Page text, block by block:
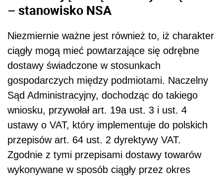
– stanowisko NSA
Niezmiernie ważne jest również to, iż charakter
ciągły mogą mieć powtarzające się odrębne
dostawy świadczone w stosunkach
gospodarczych między podmiotami. Naczelny
Sąd Administracyjny, dochodząc do takiego
wniosku, przywołał art. 19a ust. 3 i ust. 4
ustawy o VAT, który implementuje do polskich
przepisów art. 64 ust. 2 dyrektywy VAT.
Zgodnie z tymi przepisami dostawy towarów
wykonywane w sposób ciągły przez okres